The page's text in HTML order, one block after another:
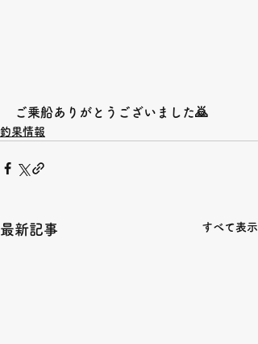
ご乗船ありがとうございました🙇
釣果情報
最新記事 すべて表示